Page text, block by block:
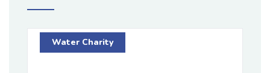
Water Charity